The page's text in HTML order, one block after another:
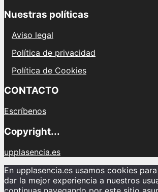
Nuestras políticas
Aviso legal
Política de privacidad
Política de Cookies
CONTACTO
Escríbenos
Copyright...
upplasencia.es
En upplasencia.es usamos cookies
dar la mejor experiencia a nuestros